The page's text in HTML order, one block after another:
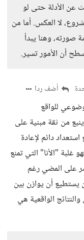
عن الأدلة حتى لو
لا العكس. أما من
صورته، وهنا يبدأ
أن الأمور تسير.
أضف ردا
للواقع
من ثقة مبنية على
دائم لإعادة
غلبة "الأنا" التي تمنع
على المضي رغم
يستطيع أن يوازن بين
الواقعية هي